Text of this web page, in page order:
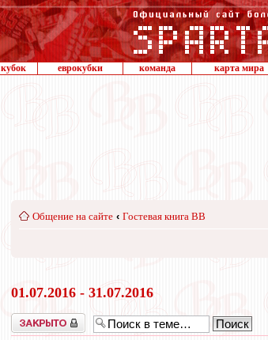
кубок еврокубки команда карта мира
Общение на сайте ‹ Гостевая книга ВВ
01.07.2016 - 31.07.2016
Закрыто